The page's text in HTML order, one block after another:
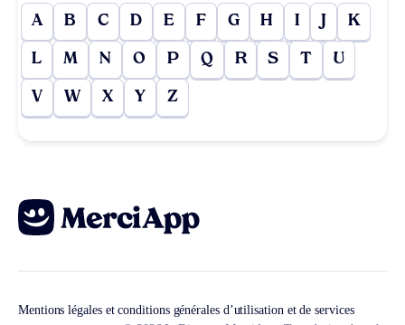
A B C D E F G H I J K
L M N O P Q R S T U
V W X Y Z
Mentions légales et conditions générales d’utilisation et de services